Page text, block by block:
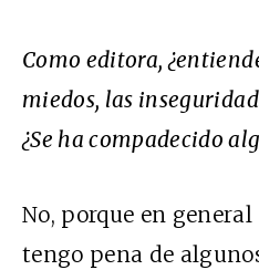
Como editora,
miedos, las
¿Se ha compadecido
No, porque en
tengo pena de